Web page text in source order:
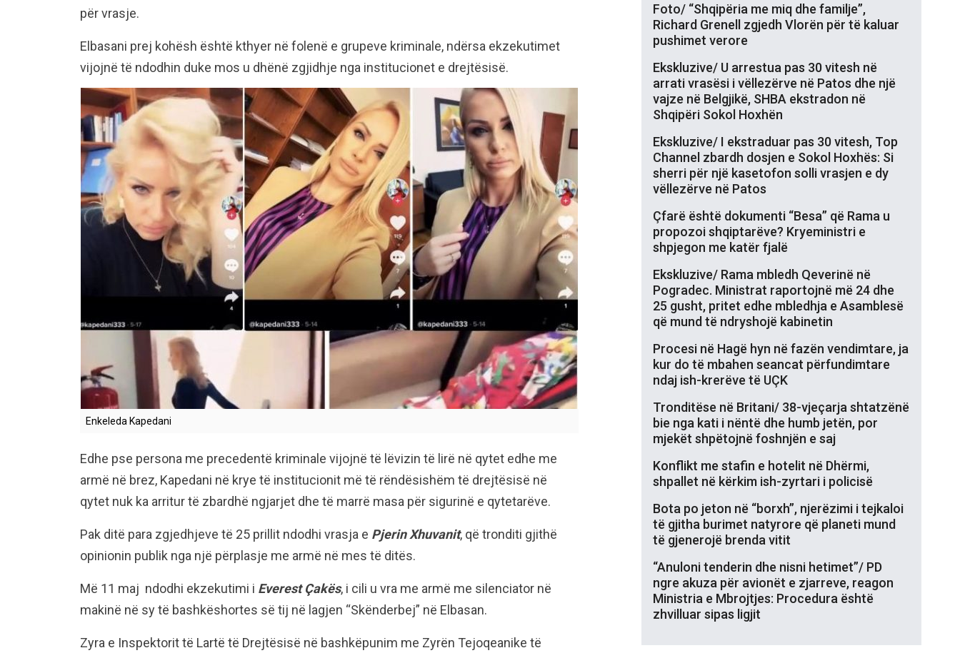
për vrasje.
Elbasani prej kohësh është kthyer në folenë e grupeve kriminale, ndërsa ekzekutimet
vijojnë të ndodhin duke mos u dhënë zgjidhje nga institucionet e drejtësisë.
Enkeleda Kapedani
Edhe pse persona me precedentë kriminale vijojnë të lëvizin të lirë në qytet edhe me
armë në brez, Kapedani në krye të institucionit më të rëndësishëm të drejtësisë në
qytet nuk ka arritur të zbardhë ngjarjet dhe të marrë masa për sigurinë e qytetarëve.
Pak ditë para zgjedhjeve të 25 prillit ndodhi vrasja e Pjerin Xhuvanit, që tronditi gjithë
opinionin publik nga një përplasje me armë në mes të ditës.
Më 11 maj ndodhi ekzekutimi i Everest Çakës, i cili u vra me armë me silenciator në
makinë në sy të bashkëshortes së tij në lagjen “Skënderbej” në Elbasan.
Zyra e Inspektorit të Lartë të Drejtësisë në bashkëpunim me Zyrën Tejoqeanike të
Foto/ “Shqipëria me miq dhe familje”,
Richard Grenell zgjedh Vlorën për të kaluar
pushimet verore
Ekskluzive/ U arrestua pas 30 vitesh në
arrati vrasësi i vëllezërve në Patos dhe një
vajze në Belgjikë, SHBA ekstradon në
Shqipëri Sokol Hoxhën
Ekskluzive/ I ekstraduar pas 30 vitesh, Top
Channel zbardh dosjen e Sokol Hoxhës: Si
sherri për një kasetofon solli vrasjen e dy
vëllezërve në Patos
Çfarë është dokumenti “Besa” që Rama u
propozoi shqiptarëve? Kryeministri e
shpjegon me katër fjalë
Ekskluzive/ Rama mbledh Qeverinë në
Pogradec. Ministrat raportojnë më 24 dhe
25 gusht, pritet edhe mbledhja e Asamblesë
që mund të ndryshojë kabinetin
Procesi në Hagë hyn në fazën vendimtare, ja
kur do të mbahen seancat përfundimtare
ndaj ish-krerëve të UÇK
Tronditëse në Britani/ 38-vjeçarja shtatzënë
bie nga kati i nëntë dhe humb jetën, por
mjekët shpëtojnë foshnjën e saj
Konflikt me stafin e hotelit në Dhërmi,
shpallet në kërkim ish-zyrtari i policisë
Bota po jeton në “borxh”, njerëzimi i tejkaloi
të gjitha burimet natyrore që planeti mund
të gjenerojë brenda vitit
“Anuloni tenderin dhe nisni hetimet”/ PD
ngre akuza për avionët e zjarreve, reagon
Ministria e Mbrojtjes: Procedura është
zhvilluar sipas ligjit